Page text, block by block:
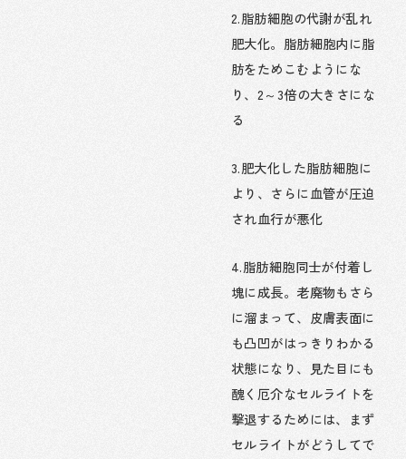
2.脂肪細胞の代謝が乱れ
肥大化。脂肪細胞内に脂
肪をためこむようにな
り、2～3倍の大きさにな
る
3.肥大化した脂肪細胞に
より、さらに血管が圧迫
され血行が悪化
4.脂肪細胞同士が付着し
塊に成長。老廃物もさら
に溜まって、皮膚表面に
も凸凹がはっきりわかる
状態になり、見た目にも
醜く厄介なセルライトを
撃退するためには、まず
セルライトがどうしてで